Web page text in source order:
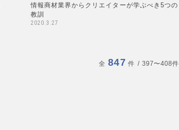
情報商材業界からクリエイターが学ぶべき5つの
教訓
2020.3.27
全 847 件 / 397〜408件